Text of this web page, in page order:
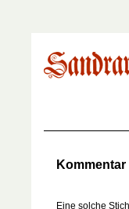
Kommentar
Eine solche